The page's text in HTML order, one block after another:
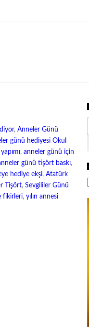
,Anneler Günü
günü hediyesi Okul
,anneler günü için
günü tişört baskı,
hediye ekşi,Atatürk
Tişört,Sevgililer Günü
fikirleri,yılın annesi